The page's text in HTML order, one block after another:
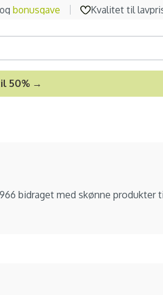
bonusgave Kvalitet til
50% →
bidraget med skønne